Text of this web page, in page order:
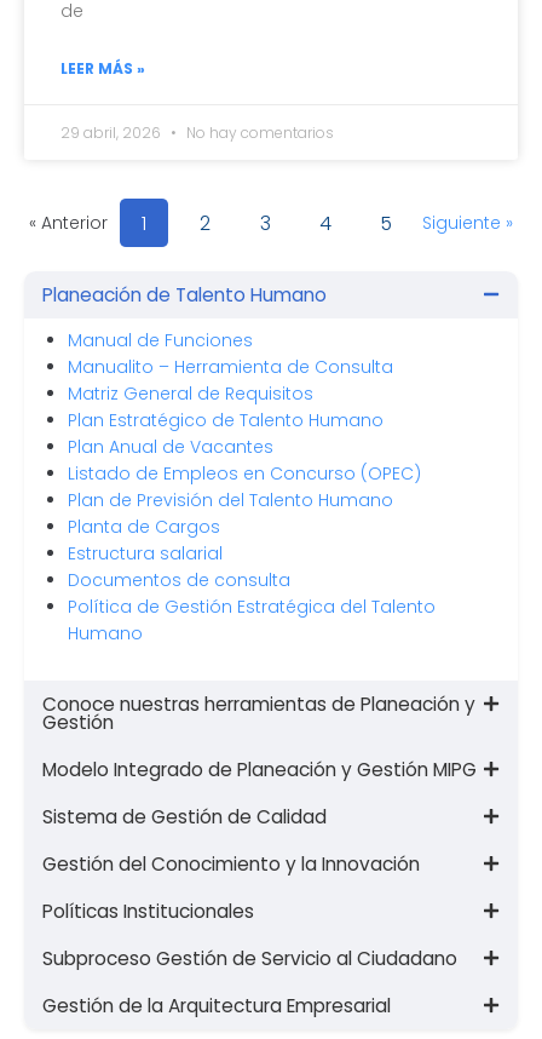
de
LEER MÁS »
29 abril, 2026 No hay comentarios
« Anterior 1 2 3 4 5 Siguiente »
Planeación de Talento Humano
Manual de Funciones
Manualito – Herramienta de Consulta
Matriz General de Requisitos
Plan Estratégico de Talento Humano
Plan Anual de Vacantes
Listado de Empleos en Concurso (OPEC)
Plan de Previsión del Talento Humano
Planta de Cargos
Estructura salarial
Documentos de consulta
Política de Gestión Estratégica del Talento
Humano
Conoce nuestras herramientas de Planeación y
Gestión
Modelo Integrado de Planeación y Gestión MIPG
Sistema de Gestión de Calidad
Gestión del Conocimiento y la Innovación
Políticas Institucionales
Subproceso Gestión de Servicio al Ciudadano
Gestión de la Arquitectura Empresarial